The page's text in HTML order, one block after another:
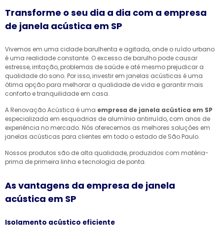
Transforme o seu dia a dia com a empresa
de janela acústica em SP
Vivemos em uma cidade barulhenta e agitada, onde o ruído urbano
é uma realidade constante. O excesso de barulho pode causar
estresse, irritação, problemas de saúde e até mesmo prejudicar a
qualidade do sono. Por isso, investir em janelas acústicas é uma
ótima opção para melhorar a qualidade de vida e garantir mais
conforto e tranquilidade em casa.
A Renovação Acústica é uma empresa de janela acústica em SP
especializada em esquadrias de alumínio antirruído, com anos de
experiência no mercado. Nós oferecemos as melhores soluções em
janelas acústicas para clientes em todo o estado de São Paulo.
Nossos produtos são de alta qualidade, produzidos com matéria-
prima de primeira linha e tecnologia de ponta.
As vantagens da empresa de janela
acústica em SP
Isolamento acústico eficiente